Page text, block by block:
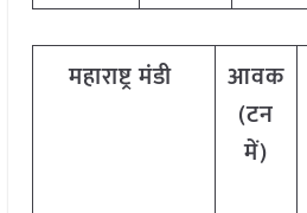
महाराष्ट्रमंडी
आवक
(टन
में)